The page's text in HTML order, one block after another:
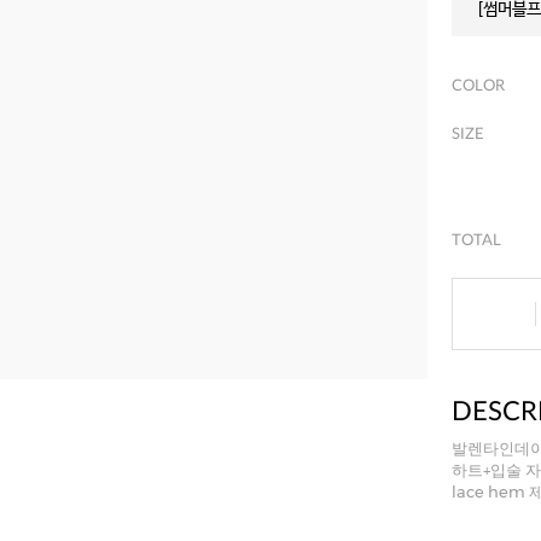
[썸머블
COLOR
SIZE
TOTAL
발렌타인데
하트+입술
lace hem